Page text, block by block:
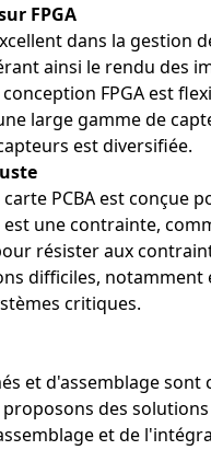
FPGA
dans la
ainsi le rendu des
FPGA est
large gamme de
est diversifiée.
PCBA est conçue
une contrainte,
résister aux
difficiles,
critiques.
et d'assemblage
des
et de
solutions PCBA et
et les appareils de
de santé des
PCBA et FPGA
production et
garantissant une
pilotée par l’IA permet